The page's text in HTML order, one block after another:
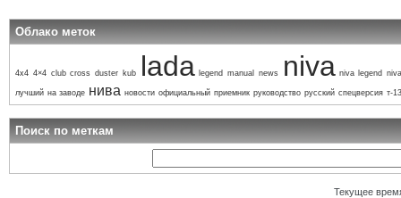
Облако меток
4x4 4×4 club cross duster kub lada legend manual news niva niva legend
лучший на заводе нива новости официальный приемник руководство русский спецверсия т-
Поиск по меткам
Текущее